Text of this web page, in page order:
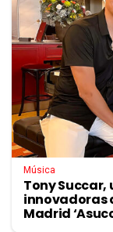
Música
Tony Succar,
innovadoras
Madrid